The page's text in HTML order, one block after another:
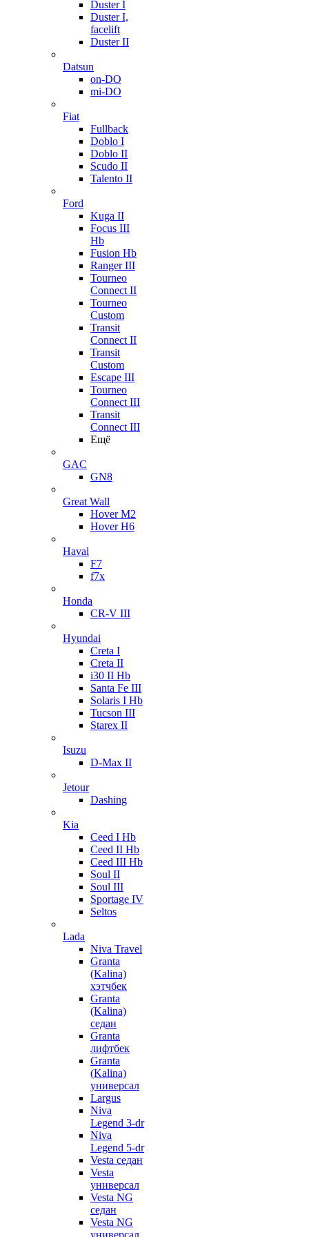
Duster I
Duster I,
facelift
Duster II
Datsun
on-DO
mi-DO
Fiat
Fullback
Doblo I
Doblo II
Scudo II
Talento II
Ford
Kuga II
Focus III
Hb
Fusion Hb
Ranger III
Tourneo
Connect II
Tourneo
Custom
Transit
Connect II
Transit
Custom
Escape III
Tourneo
Connect III
Transit
Connect III
Ещё
GAC
GN8
Great Wall
Hover M2
Hover H6
Haval
F7
f7x
Honda
CR-V III
Hyundai
Creta I
Creta II
i30 II Hb
Santa Fe III
Solaris I Hb
Tucson III
Starex II
Isuzu
D-Max II
Jetour
Dashing
Kia
Ceed I Hb
Ceed II Hb
Ceed III Hb
Soul II
Soul III
Sportage IV
Seltos
Lada
Niva Travel
Granta
(Kalina)
хэтчбек
Granta
(Kalina)
седан
Granta
лифтбек
Granta
(Kalina)
универсал
Largus
Niva
Legend 3-dr
Niva
Legend 5-dr
Vesta седан
Vesta
универсал
Vesta NG
седан
Vesta NG
универсал